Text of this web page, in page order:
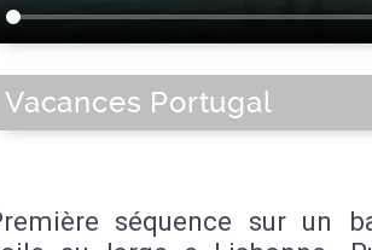
Vacances Portugal
séquence sur un